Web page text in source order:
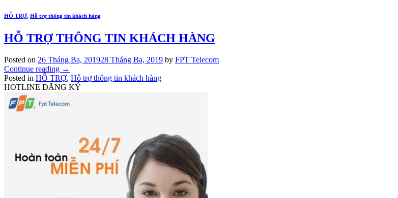
HỖ TRỢ, Hỗ trợ thông tin khách hàng
HỖ TRỢ THÔNG TIN KHÁCH HÀNG
Posted on 26 Tháng Ba, 201928 Tháng Ba, 2019 by FPT Telecom
Continue reading →
Posted in HỖ TRỢ, Hỗ trợ thông tin khách hàng
HOTLINE ĐĂNG KÝ